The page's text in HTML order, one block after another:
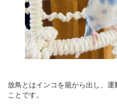
放鳥とはインコを籠から出し、
ことです。